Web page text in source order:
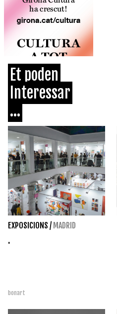
Et poden
Interessar
...
EXPOSICIONS / MADRID
.
bonart